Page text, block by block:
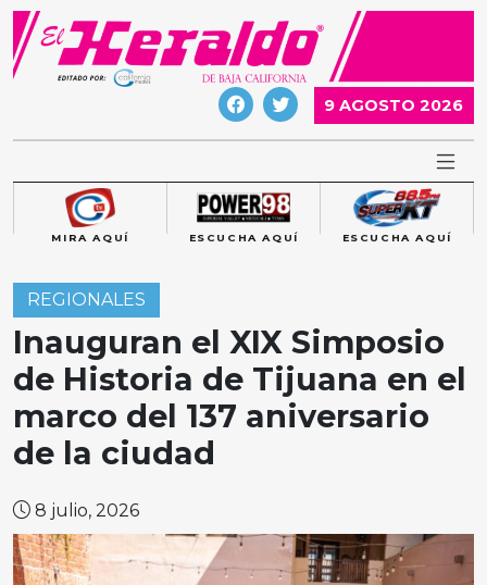
Skip
content
9 AGOSTO 2026
MIRA AQUÍ ESCUCHA AQUÍ ESCUCHA AQUÍ
REGIONALES
Inauguran el XIX Simposio
de Historia de Tijuana en el
marco del 137 aniversario
de la ciudad
8 julio, 2026